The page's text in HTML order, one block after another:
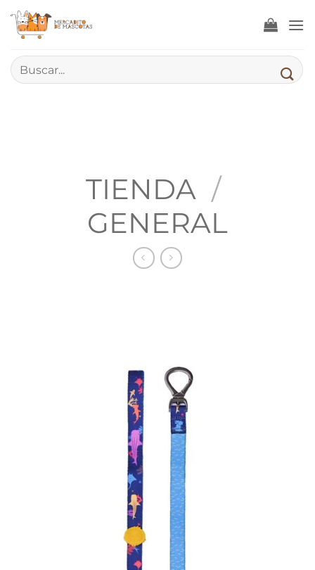
Saltar
contenido
Buscar
por:
TIENDA /
GENERAL